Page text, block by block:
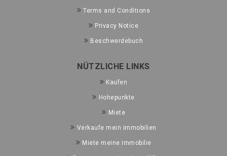
Terms and Conditions
Privacy Notice
Beschwerdebuch
NÜTZLICHE LINKS
Kaufen
Hohepunkte
Miete
Verkaufe mein immobilien
Miete meine immobilie